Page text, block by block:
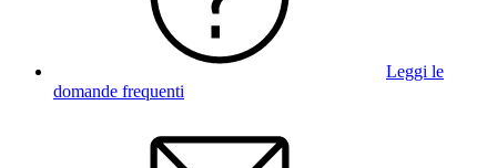
Leggi le
domande frequenti